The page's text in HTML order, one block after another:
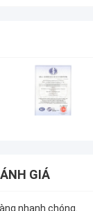
GIÁ
nhanh chóng.